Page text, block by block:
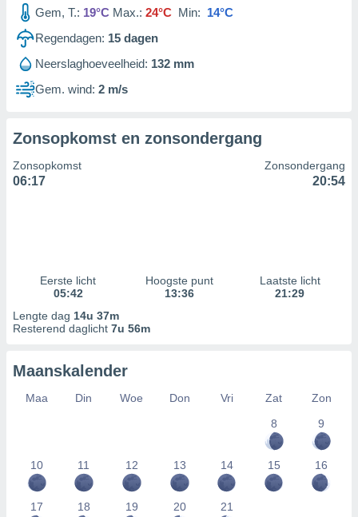
Gem, T.: 19°C Max.: 24°C Min: 14°C
Regendagen: 15 dagen
Neerslaghoeveelheid: 132 mm
Gem. wind: 2 m/s
Zonsopkomst en zonsondergang
Zonsopkomst
06:17
Zonsondergang
20:54
Eerste licht
05:42
Hoogste punt
13:36
Laatste licht
21:29
Lengte dag 14u 37m
Resterend daglicht 7u 56m
Maanskalender
Maa Din Woe Don Vri Zat
Zon
8
9
10 11 12 13 14 15 16
17 18 19 20 21